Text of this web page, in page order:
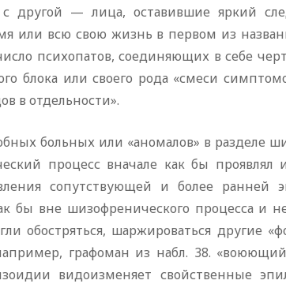
с другой — лица, оставившие яркий
или всю свою жизнь в первом из
психопатов, соединяющих в себе
блока или своего рода «смеси
в отдельности».
больных или «аномалов» в разделе
процесс вначале как бы
сопутствующей и более ранней
бы вне шизофренического процесса и
обостряться, шаржироваться другие
графоман из набл. 38.
видоизменяет свойственные